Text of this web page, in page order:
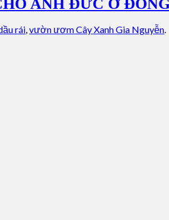
ANH ĐỨC Ở
rái,vườn ươm Cây Xanh Gia Nguyễn.